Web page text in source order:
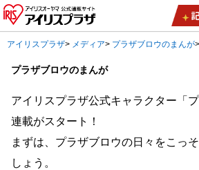
アイリスプラザ> メディア> プラザブロウのまんが>
プラザブロウのまんが
アイリスプラザ公式キャラクター「
連載がスタート！
まずは、プラザブロウの日々をこっ
しょう。